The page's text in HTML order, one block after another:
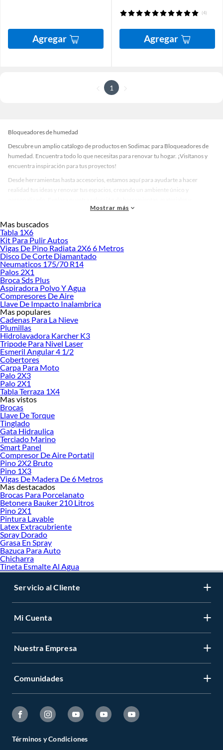
Agregar
(4)
Agregar
1
Bloqueadores de humedad
Descubre un amplio catálogo de productos en Sodimac para Bloqueadores de
humedad. Encuentra todo lo que necesitas para renovar tu hogar. ¡Visítanos y
encuentra inspiración para tus proyectos!
Desde herramientas hasta accesorios, estamos aquí para ayudarte a hacer
realidad tus ideas y renovar tus espacios, creando un ambiente único y
accesorios de calidad que te ayudarán a crear un espacio más tú.
Desde remodelaciones hasta proyectos de decoración, estamos aquí para hacer
tus ideas realidad. ¡Visítanos y encuentra todo lo que tenemos para ofrecerte en
Bloqueadores de humedad!
Explora la variedad de productos de Bloqueadores de humedad en
Sodimac
Herramientas, materiales y accesorios de calidad para tus proyectos y
renovación de espacios. ¡Visítanos y descubre todo lo que tenemos para
ofrecerte!
Encuentra una amplia variedad de productos de Bloqueadores de humedad en
Sodimac. Encuentra todo lo necesario para tus proyectos de renovación y
decoración. ¡Visítanos y haz tus ideas realidad!
Mostrar más
Mas buscados
Tabla 1X6
Kit Para Pulir Autos
Vigas De Pino Radiata 2X6 6 Metros
Disco De Corte Diamantado
Neumaticos 175/70 R14
Palos 2X1
Broca Sds Plus
Aspiradora Polvo Y Agua
Compresores De Aire
Llave De Impacto Inalambrica
Mas populares
Cadenas Para La Nieve
Plumillas
Hidrolavadora Karcher K3
Tripode Para Nivel Laser
Esmeril Angular 4 1/2
Cobertores
Carpa Para Moto
Palo 2X3
Palo 2X1
Tabla Terraza 1X4
Mas vistos
Brocas
Llave De Torque
Tinglado
Gata Hidraulica
Terciado Marino
Smart Panel
Compresor De Aire Portatil
Pino 2X2 Bruto
Pino 1X3
Vigas De Madera De 6 Metros
Mas destacados
Brocas Para Porcelanato
Betonera Bauker 210 Litros
Pino 2X1
Pintura Lavable
Latex Extracubriente
Spray Dorado
Grasa En Spray
Bazuca Para Auto
Chicharra
Tineta Esmalte Al Agua
Servicio al Cliente
Mi Cuenta
Nuestra Empresa
Comunidades
Términos y Condiciones